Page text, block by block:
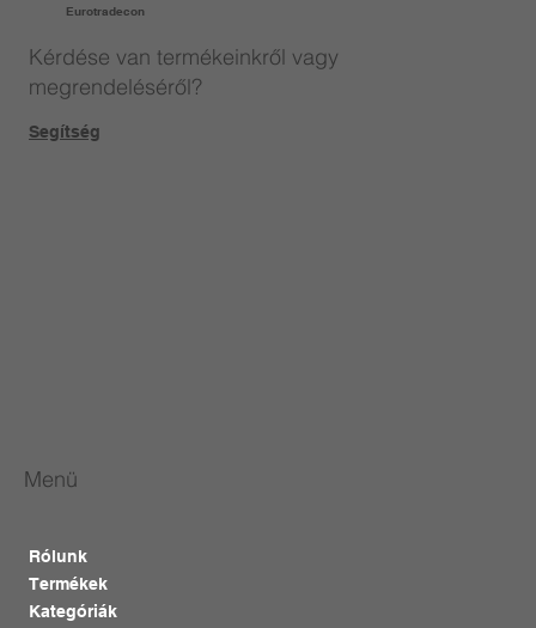
Eurotradecon
Kérdése van termékeinkről vagy
megrendeléséről?
Segítség
Menü
Rólunk
Termékek
Kategóriák